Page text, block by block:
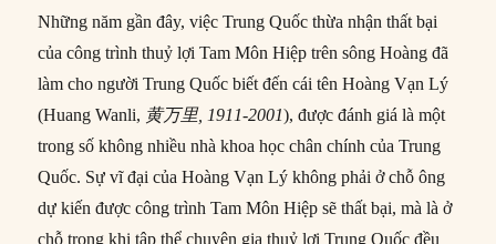
Những năm gần đây, việc Trung Quốc thừa nhận thất bại
của công trình thuỷ lợi Tam Môn Hiệp trên sông Hoàng đã
làm cho người Trung Quốc biết đến cái tên Hoàng Vạn Lý
(Huang Wanli, 黄万里 , 1911-2001), được đánh giá là một
trong số không nhiều nhà khoa học chân chính của Trung
Quốc. Sự vĩ đại của Hoàng Vạn Lý không phải ở chỗ ông
dự kiến được công trình Tam Môn Hiệp sẽ thất bại, mà là ở
chỗ trong khi tập thể chuyên gia thuỷ lợi Trung Quốc đều